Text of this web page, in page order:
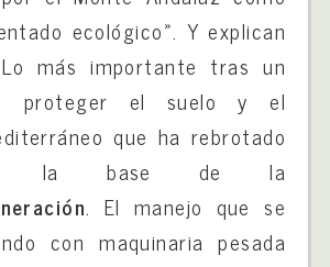
ecológico». Y explican
más importante tras un
proteger el suelo y el
que ha rebrotado
la base de la
. El manejo que se
con maquinaria pesada